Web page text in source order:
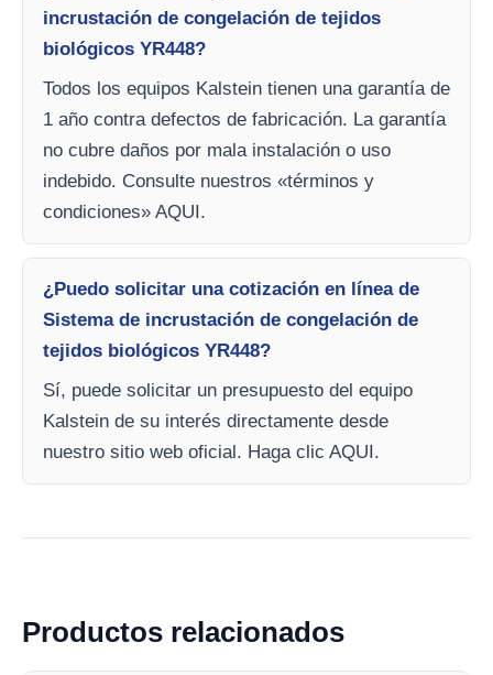
incrustación de congelación de tejidos
biológicos YR448?
Todos los equipos Kalstein tienen una garantía de
1 año contra defectos de fabricación. La garantía
no cubre daños por mala instalación o uso
indebido. Consulte nuestros «términos y
condiciones» AQUI.
¿Puedo solicitar una cotización en línea de
Sistema de incrustación de congelación de
tejidos biológicos YR448?
Sí, puede solicitar un presupuesto del equipo
Kalstein de su interés directamente desde
nuestro sitio web oficial. Haga clic AQUI.
Productos relacionados